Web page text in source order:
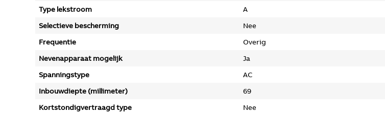
Type lekstroom
A
Selectieve bescherming
Nee
Frequentie
Overig
Nevenapparaat mogelijk
Ja
Spanningstype
AC
Inbouwdiepte (millimeter)
69
Kortstondigvertraagd type
Nee